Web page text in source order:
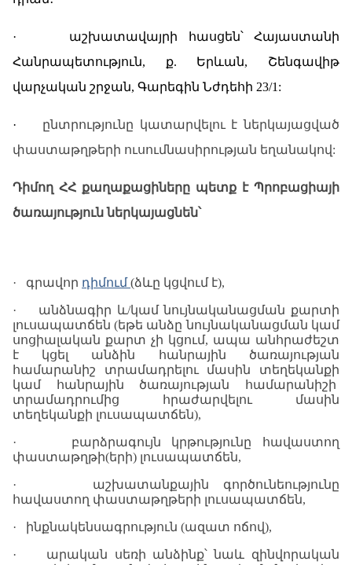
· աշխատավայրի հասցեն՝ Հայաստանի
Հանրապետություն, ք. Երևան, Շենգավիթ
վարչական շրջան, Գարեգին Նժդեհի 23/1 :
· ընտրությունը կատարվելու է ներկայացված
փաստաթղթերի ուսումնասիրության եղանակով:
Դիմող ՀՀ քաղաքացիները պետք է Պրոբացիայի
ծառայություն ներկայացնեն՝
· գրավոր դիմում (ձևը կցվում է),
·
անձնագիր և/կամ նույնականացման քարտի
լուսապատճեն (եթե անձը նույնականացման կամ
սոցիալական քարտ չի կցում, ապա անհրաժեշտ
է կցել անձին հանրային ծառայության
համարանիշ տրամադրելու մասին տեղեկանքի
կամ հանրային ծառայության համարանիշի
տրամադրումից հրաժարվելու մասին
տեղեկանքի լուսապատճեն),
·
բարձրագույն կրթությունը հավաստող
փաստաթղթի(երի) լուսապատճեն,
·
աշխատանքային գործունեությունը
հավաստող փաստաթղթերի լուսապատճեն,
· ինքնակենսագրություն (ազատ ոճով),
·
արական սեռի անձինք՝ նաև զինվորական